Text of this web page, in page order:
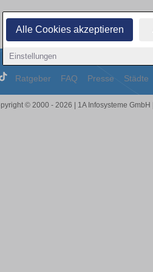
Alle Cookies akzeptieren
Einstellungen
Ratgeber FAQ Presse Städte
© 2000 - 2026 | 1A Infosysteme